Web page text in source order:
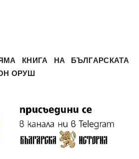
КНИГА НА БЪЛГАРСКАТА
ОРУШ